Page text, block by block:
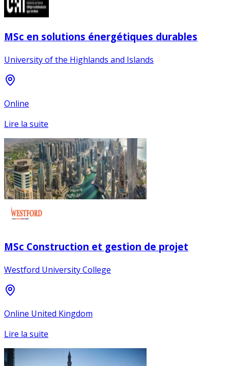
MSc en solutions énergétiques durables
University of the Highlands and Islands
Online
Lire la suite
MSc Construction et gestion de projet
Westford University College
Online United Kingdom
Lire la suite